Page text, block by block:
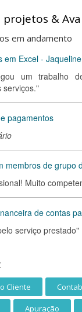
&
em andamento
em Excel -
um trabalho
serviços."
pagamentos
membros de grupo
Muito
de contas
serviço prestado"
Cliente
Apuração